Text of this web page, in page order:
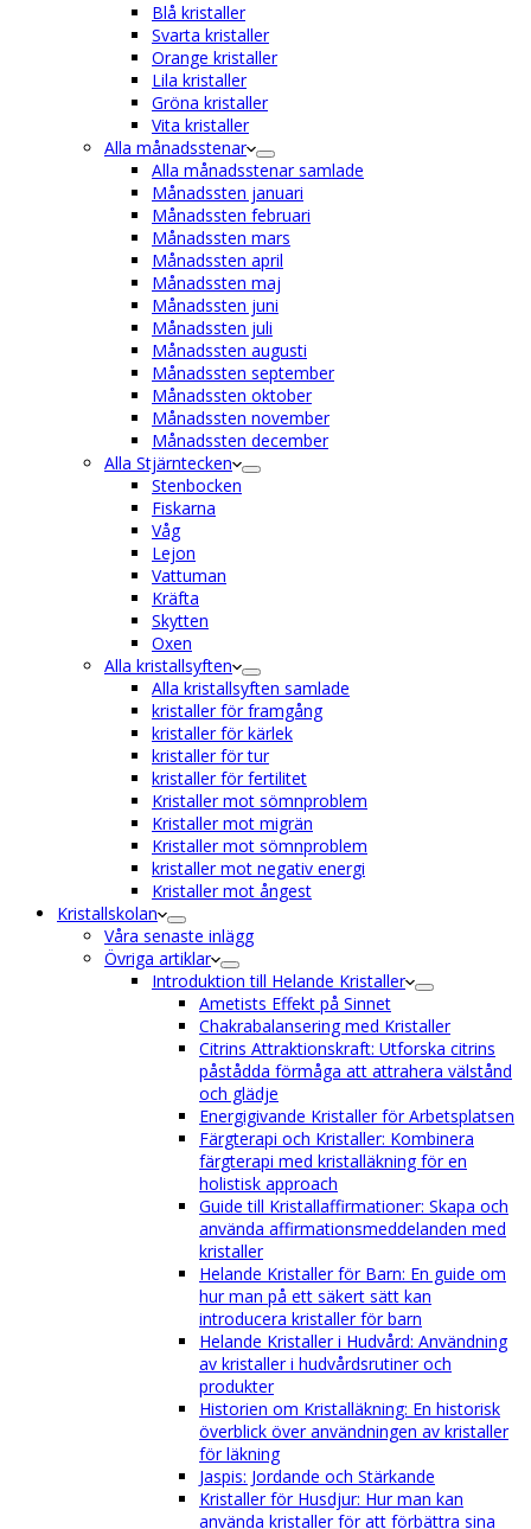
Blå kristaller
Svarta kristaller
Orange kristaller
Lila kristaller
Gröna kristaller
Vita kristaller
Alla månadsstenar
Alla månadsstenar samlade
Månadssten januari
Månadssten februari
Månadssten mars
Månadssten april
Månadssten maj
Månadssten juni
Månadssten juli
Månadssten augusti
Månadssten september
Månadssten oktober
Månadssten november
Månadssten december
Alla Stjärntecken
Stenbocken
Fiskarna
Våg
Lejon
Vattuman
Kräfta
Skytten
Oxen
Alla kristallsyften
Alla kristallsyften samlade
kristaller för framgång
kristaller för kärlek
kristaller för tur
kristaller för fertilitet
Kristaller mot sömnproblem
Kristaller mot migrän
Kristaller mot sömnproblem
kristaller mot negativ energi
Kristaller mot ångest
Kristallskolan
Våra senaste inlägg
Övriga artiklar
Introduktion till Helande Kristaller
Ametists Effekt på Sinnet
Chakrabalansering med Kristaller
Citrins Attraktionskraft: Utforska citrins
påstådda förmåga att attrahera välstånd
och glädje
Energigivande Kristaller för Arbetsplatsen
Färgterapi och Kristaller: Kombinera
färgterapi med kristalläkning för en
holistisk approach
Guide till Kristallaffirmationer: Skapa och
använda affirmationsmeddelanden med
kristaller
Helande Kristaller för Barn: En guide om
hur man på ett säkert sätt kan
introducera kristaller för barn
Helande Kristaller i Hudvård: Användning
av kristaller i hudvårdsrutiner och
produkter
Historien om Kristalläkning: En historisk
överblick över användningen av kristaller
för läkning
Jaspis: Jordande och Stärkande
Kristaller för Husdjur: Hur man kan
använda kristaller för att förbättra sina